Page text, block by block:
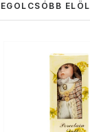
ELÖL